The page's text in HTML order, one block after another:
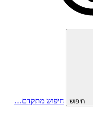
חיפוש חיפוש מתקדם…